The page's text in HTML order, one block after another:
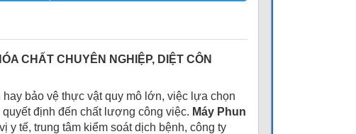
CHẤT CHUYÊN NGHIỆP, DIỆT CÔN
bảo vệ thực vật quy mô lớn, việc lựa chọn
định đến chất lượng công việc. Máy Phun
tế, trung tâm kiểm soát dịch bệnh, công ty